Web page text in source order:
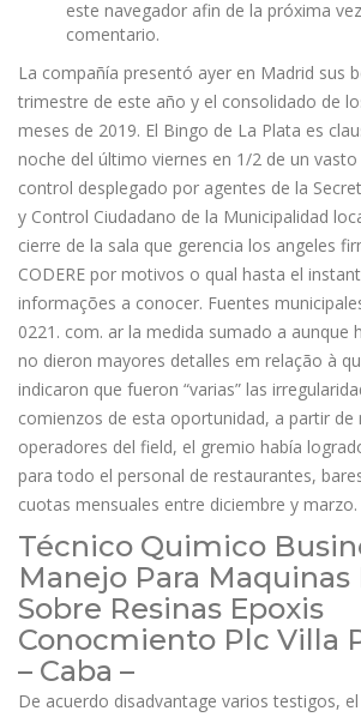
este navegador afin de la próxima
comentario.
La compañía presentó ayer en Madrid sus
trimestre de este año y el consolidado de
meses de 2019. El Bingo de La Plata es
noche del último viernes en 1/2 de un
control desplegado por agentes de la
y Control Ciudadano de la Municipalidad
cierre de la sala que gerencia los angeles
CODERE por motivos o qual hasta el
informações a conocer. Fuentes
0221. com. ar la medida sumado a aunque
no dieron mayores detalles em relação à
indicaron que fueron “varias” las
comienzos de esta oportunidad, a partir de
operadores del field, el gremio había
para todo el personal de restaurantes,
cuotas mensuales entre diciembre y marzo.
Técnico Quimico
Manejo Para
Sobre Resinas Epoxis
Conocmiento Plc Villa
– Caba –
De acuerdo disadvantage varios testigos,